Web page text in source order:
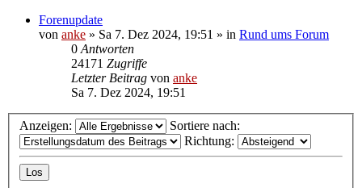
Forenupdate
von anke » Sa 7. Dez 2024, 19:51 » in Rund ums Forum
0 Antworten
24171 Zugriffe
Letzter Beitrag von anke
Sa 7. Dez 2024, 19:51
Anzeigen:
Sortiere nach:
Richtung: